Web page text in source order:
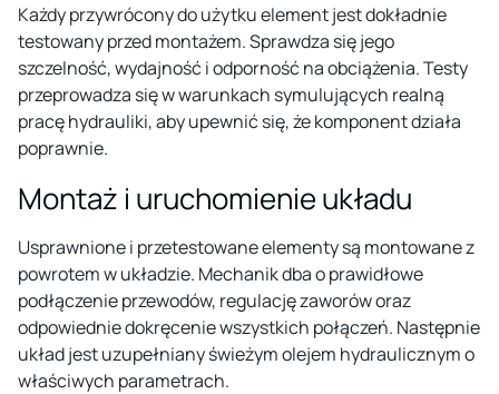
Każdy przywrócony do użytku element jest dokładnie
testowany przed montażem. Sprawdza się jego
szczelność, wydajność i odporność na obciążenia. Testy
przeprowadza się w warunkach symulujących realną
pracę hydrauliki, aby upewnić się, że komponent działa
poprawnie.
Montaż i uruchomienie układu
Usprawnione i przetestowane elementy są montowane z
powrotem w układzie. Mechanik dba o prawidłowe
podłączenie przewodów, regulację zaworów oraz
odpowiednie dokręcenie wszystkich połączeń. Następnie
układ jest uzupełniany świeżym olejem hydraulicznym o
właściwych parametrach.